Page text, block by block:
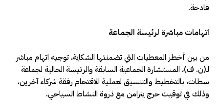
فادحة.
اتهامات مباشرة لرئيسة الجماعة
من بين أخطر المعطيات التي تضمنتها الشكاية، توجيه اتهام مباشر
لـ(ن. ف)، المستشارة الجماعية السابقة والرئيسة الحالية لجماعة
سطات، بالتخطيط والتنسيق لعملية الاقتحام رفقة شركاء آخرين،
وذلك في توقيت حرج يتزامن مع ذروة النشاط السياحي.